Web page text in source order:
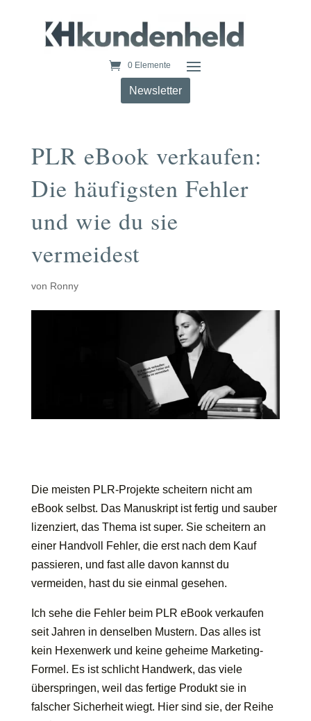
0 Elemente
Newsletter
PLR eBook verkaufen:
Die häufigsten Fehler
und wie du sie
vermeidest
von Ronny
Die meisten PLR-Projekte scheitern nicht am
eBook selbst. Das Manuskript ist fertig und sauber
lizenziert, das Thema ist super. Sie scheitern an
einer Handvoll Fehler, die erst nach dem Kauf
passieren, und fast alle davon kannst du
vermeiden, hast du sie einmal gesehen.
Ich sehe die Fehler beim PLR eBook verkaufen
seit Jahren in denselben Mustern. Das alles ist
kein Hexenwerk und keine geheime Marketing-
Formel. Es ist schlicht Handwerk, das viele
überspringen, weil das fertige Produkt sie in
falscher Sicherheit wiegt. Hier sind sie, der Reihe